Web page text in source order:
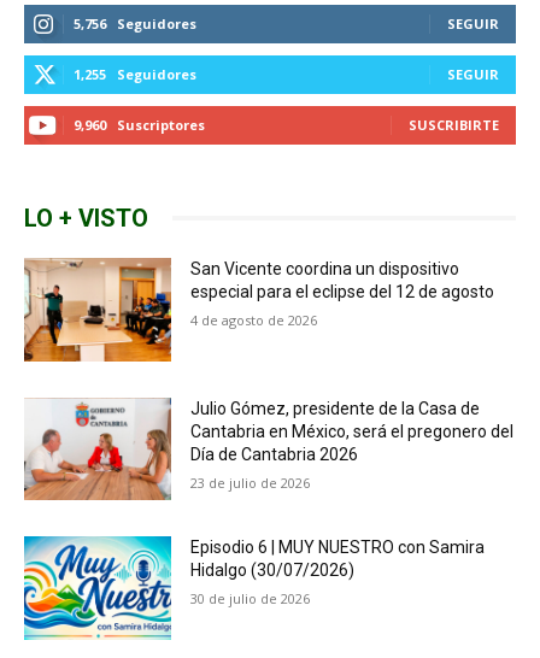
5,756 Seguidores SEGUIR
1,255 Seguidores SEGUIR
9,960 Suscriptores SUSCRIBIRTE
LO + VISTO
San Vicente coordina un dispositivo
especial para el eclipse del 12 de agosto
4 de agosto de 2026
Julio Gómez, presidente de la Casa de
Cantabria en México, será el pregonero del
Día de Cantabria 2026
23 de julio de 2026
Episodio 6 | MUY NUESTRO con Samira
Hidalgo (30/07/2026)
30 de julio de 2026